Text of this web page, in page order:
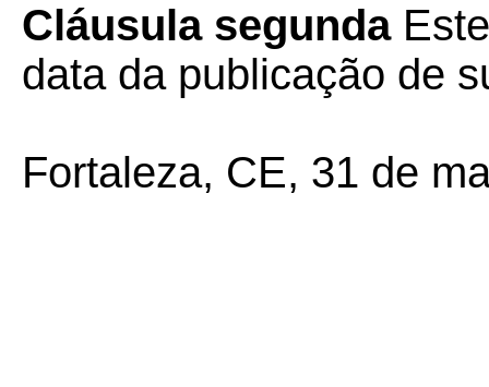
Cláusula segunda
data da publicação de
Fortaleza, CE, 31 de